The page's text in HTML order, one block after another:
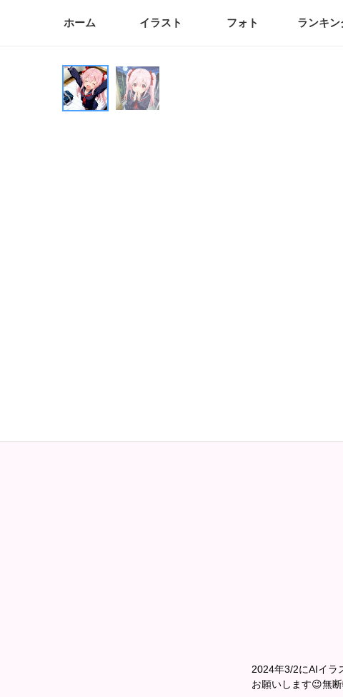
ホーム イラスト フォト ランキン
2024年3/2にAIイラ
お願いします😉無